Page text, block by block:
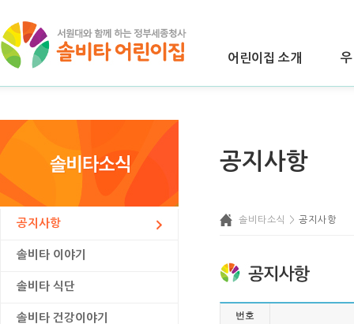
어린이집 소개
공지사항
솔비타 이야기
솔비타 식단
솔비타 건강이야기
공지사항
솔비타소식 > 공지사항
번호